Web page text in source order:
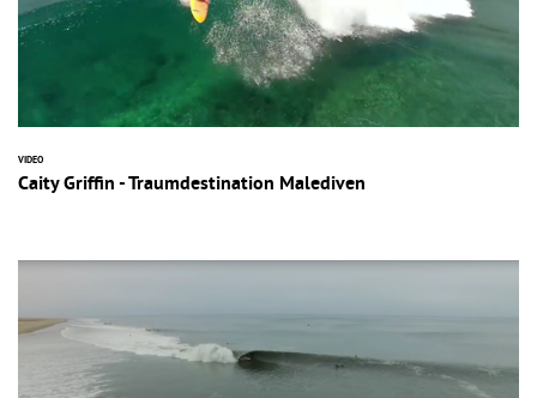
VIDEO
Caity Griffin - Traumdestination Malediven